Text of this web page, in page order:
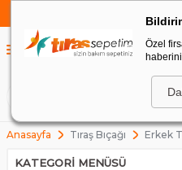
Anasayfa Tıraş Bıçağı Erkek
KATEGORI MENÜSÜ
Özel